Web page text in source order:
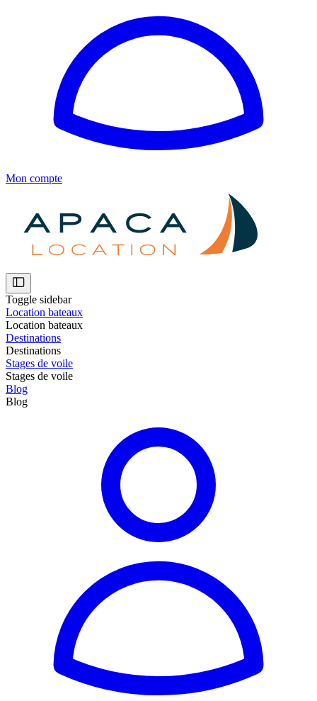
Mon compte
Toggle sidebar
Location bateaux
Location bateaux
Destinations
Destinations
Stages de voile
Stages de voile
Blog
Blog